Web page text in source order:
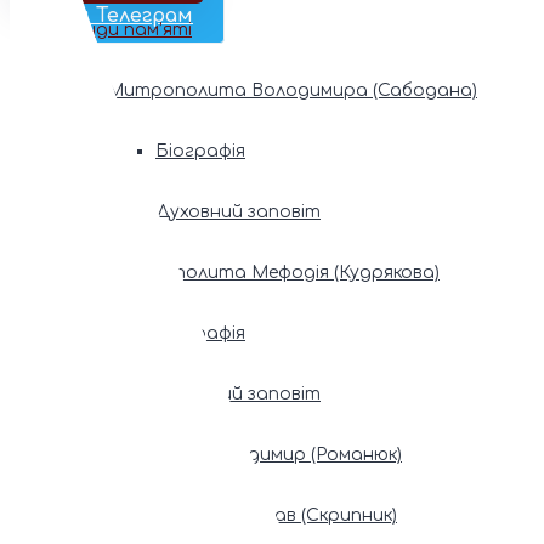
Наш Телеграм
Фонди пам’яті
Митрополита Володимира (Сабодана)
Біографія
Духовний заповіт
Митрополита Мефодія (Кудрякова)
Біографія
Духовний заповіт
Патріарх Володимир (Романюк)
Патріарх Мстислав (Скрипник)